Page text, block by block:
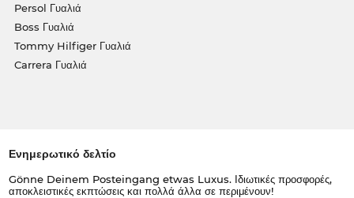
Persol Γυαλιά
Boss Γυαλιά
Tommy Hilfiger Γυαλιά
Carrera Γυαλιά
Ενημερωτικό δελτίο
Gönne Deinem Posteingang etwas Luxus. Ιδιωτικές προσφορές,
αποκλειστικές εκπτώσεις και πολλά άλλα σε περιμένουν!